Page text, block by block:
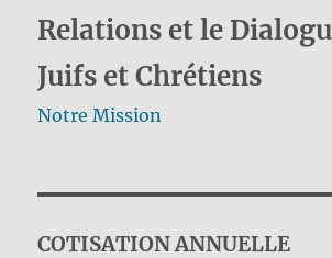
Relations et le
Juifs et Chrétiens
Notre Mission
COTISATION ANNUELLE